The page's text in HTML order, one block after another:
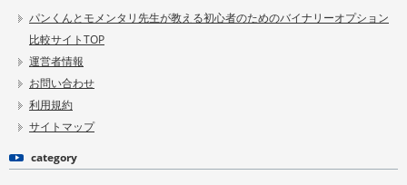
パンくんとモメンタリ先生が教える初心者のためのバイナリーオプション
比較サイトTOP
運営者情報
お問い合わせ
利用規約
サイトマップ
category